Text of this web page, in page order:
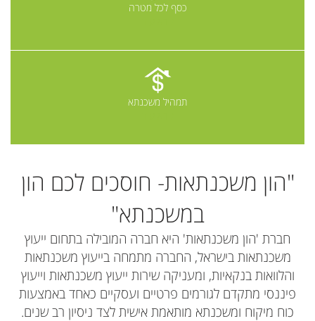
כסף לכל מטרה
תמהיל משכנתא
"הון משכנתאות- חוסכים לכם הון
במשכנתא"
חברת 'הון משכנתאות' היא חברה המובילה בתחום ייעוץ
משכנתאות בישראל, החברה מתמחה בייעוץ משכנתאות
והלוואות בנקאיות, ומעניקה שירות ייעוץ משכנתאות וייעוץ
פיננסי מתקדם לגורמים פרטיים ועסקיים כאחד באמצעות
כוח מיקוח ומשכנתא מותאמת אישית לצד ניסיון רב שנים.